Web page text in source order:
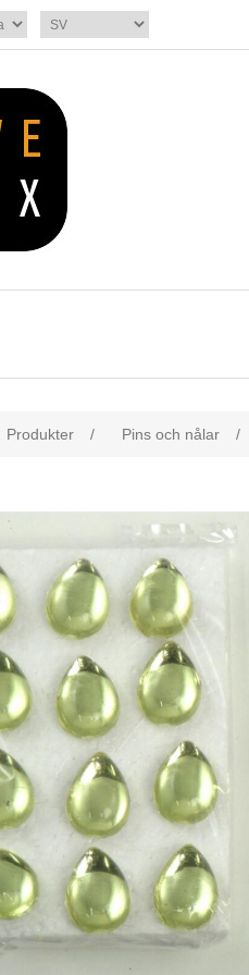
Produkter / Pins och nålar /